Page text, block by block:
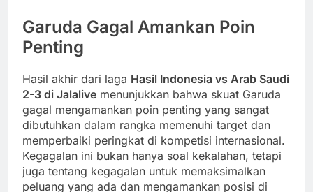
Garuda Gagal Amankan Poin
Penting
Hasil akhir dari laga Hasil Indonesia vs Arab Saudi
2-3 di Jalalive menunjukkan bahwa skuat Garuda
gagal mengamankan poin penting yang sangat
dibutuhkan dalam rangka memenuhi target dan
memperbaiki peringkat di kompetisi internasional.
Kegagalan ini bukan hanya soal kekalahan, tetapi
juga tentang kegagalan untuk memaksimalkan
peluang yang ada dan mengamankan posisi di